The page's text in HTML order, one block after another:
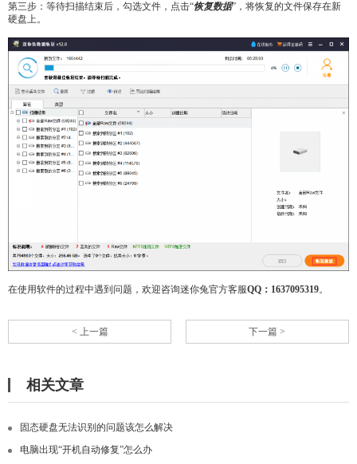
第三步：等待扫描结束后，勾选文件，点击“恢复数据”，将恢复的文件保存在新
硬盘上。
在使用软件的过程中遇到问题，欢迎咨询迷你兔官方客服QQ：1637095319。
< 上一篇 下一篇 >
相关文章
固态硬盘无法识别的问题该怎么解决
电脑出现“开机自动修复”怎么办